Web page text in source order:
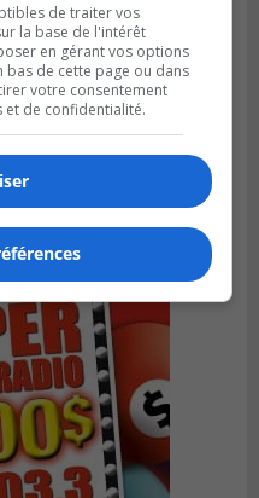
de traiter vos
la base de l'intérêt
en gérant vos options
bas de cette page ou dans
votre consentement
et de confidentialité.